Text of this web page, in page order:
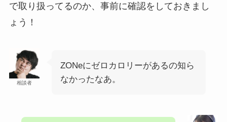
で取り扱ってるのか、事前に確認をしておきまし
ょう！
相談者
ZONeにゼロカロリーがあるの知ら
なかったなあ。